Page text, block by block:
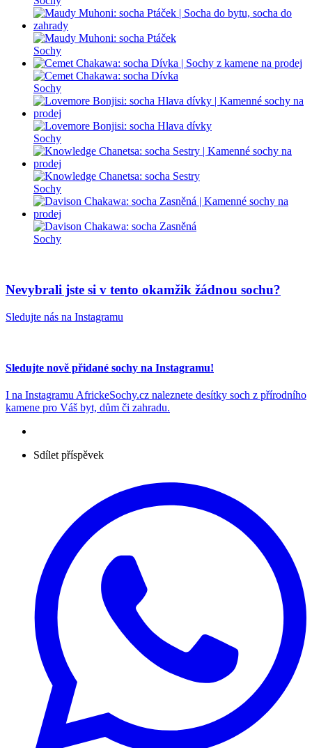
Sochy
Sochy
Sochy
Sochy
Sochy
Nevybrali jste si v tento okamžik žádnou sochu?
Sledujte nás na Instagramu
Sledujte nově přidané sochy na Instagramu!
I na Instagramu AfrickeSochy.cz naleznete desítky soch z přírodního
kamene pro Váš byt, dům či zahradu.
Sdílet příspěvek